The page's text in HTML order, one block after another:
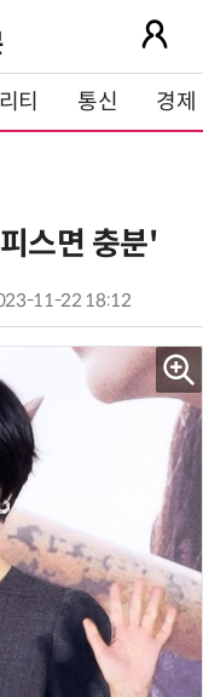
티 통신 경제
스면 충분'
11-22 18:12